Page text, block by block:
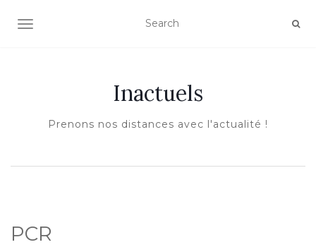
AFFICHER/MASQUER LA NAVIGATION
Inactuels
Prenons nos distances avec l'actualité !
PCR